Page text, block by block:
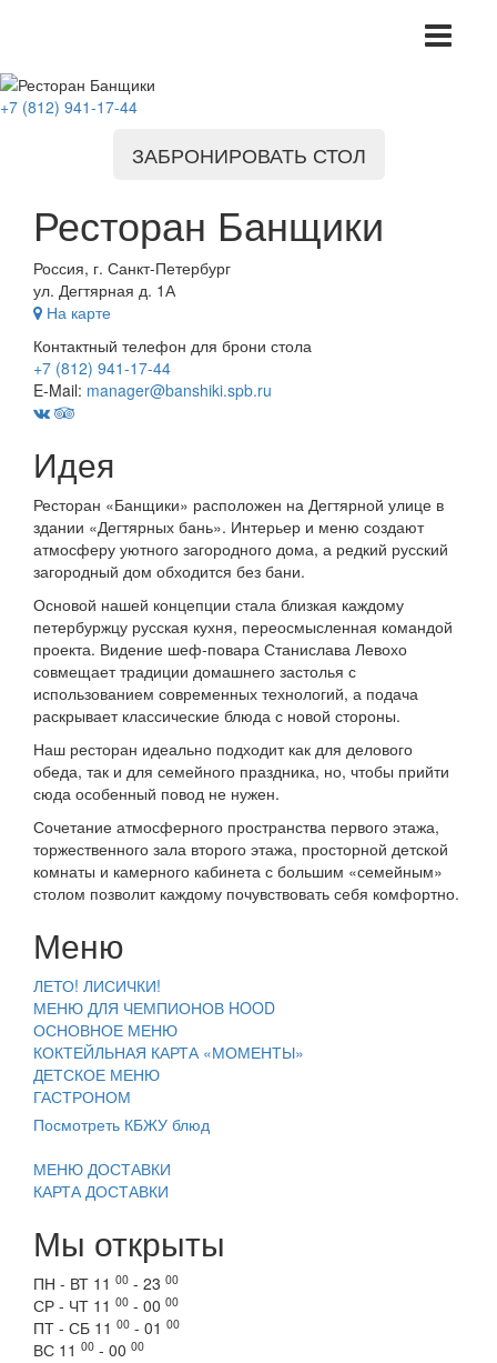
+7 (812) 941-17-44
ЗАБРОНИРОВАТЬ СТОЛ
Ресторан Банщики
Россия, г. Санкт-Петербург
ул. Дегтярная д. 1А
На карте
Контактный телефон для брони стола
+7 (812) 941-17-44
E-Mail: manager@banshiki.spb.ru
Идея
Ресторан «Банщики» расположен на Дегтярной улице в
здании «Дегтярных бань». Интерьер и меню создают
атмосферу уютного загородного дома, а редкий русский
загородный дом обходится без бани.
Основой нашей концепции стала близкая каждому
петербуржцу русская кухня, переосмысленная командой
проекта. Видение шеф-повара Станислава Левохо
совмещает традиции домашнего застолья с
использованием современных технологий, а подача
раскрывает классические блюда с новой стороны.
Наш ресторан идеально подходит как для делового
обеда, так и для семейного праздника, но, чтобы прийти
сюда особенный повод не нужен.
Сочетание атмосферного пространства первого этажа,
торжественного зала второго этажа, просторной детской
комнаты и камерного кабинета с большим «семейным»
столом позволит каждому почувствовать себя комфортно.
Меню
ЛЕТО! ЛИСИЧКИ!
МЕНЮ ДЛЯ ЧЕМПИОНОВ HOOD
ОСНОВНОЕ МЕНЮ
КОКТЕЙЛЬНАЯ КАРТА «МОМЕНТЫ»
ДЕТСКОЕ МЕНЮ
ГАСТРОНОМ
Посмотреть КБЖУ блюд
МЕНЮ ДОСТАВКИ
КАРТА ДОСТАВКИ
Мы открыты
ПН - ВТ 11 00 - 23 00
СР - ЧТ 11 00 - 00 00
ПТ - СБ 11 00 - 01 00
ВС 11 00 - 00 00